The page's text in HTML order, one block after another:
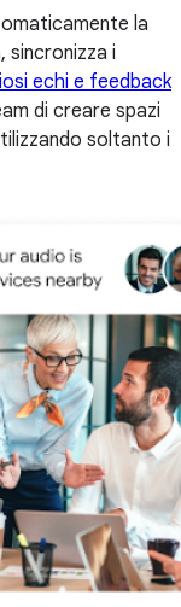
la
sincronizza i
echi e feedback
di creare spazi
soltanto i